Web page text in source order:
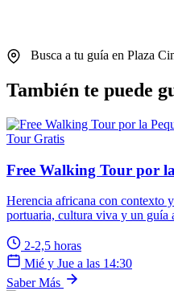
Busca a tu guía en Plaza
También te puede
Tour Gratis
Free Walking Tour por
Herencia africana con contexto
portuaria, cultura viva y un guía
2-2,5 horas
Mié y Jue a las 14:30
Saber Más